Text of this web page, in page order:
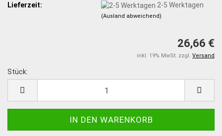
Lieferzeit:
2-5 Werktagen
(Ausland abweichend)
26,66 €
inkl. 19% MwSt. zzgl. Versand
Stück: